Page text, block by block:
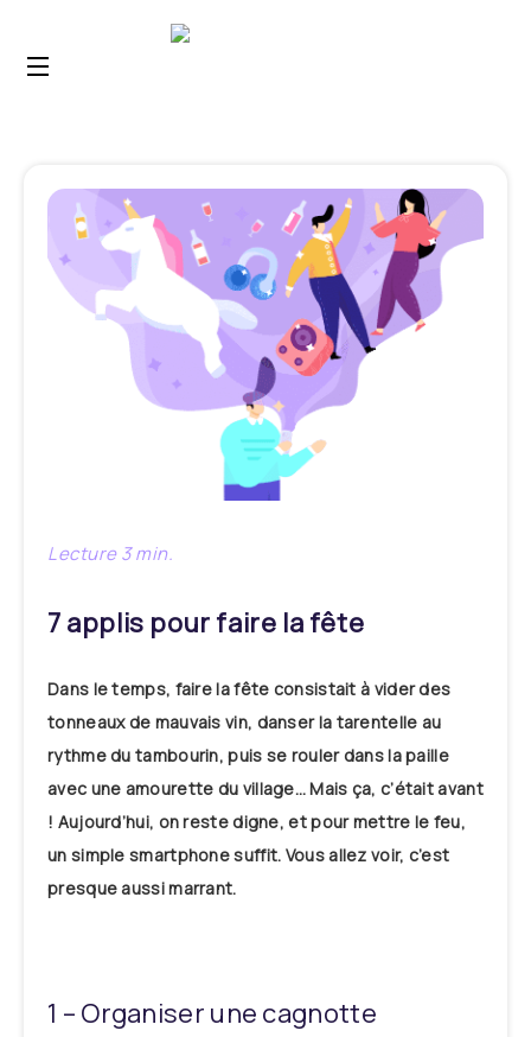
7 applis pour faire la fête
Dans le temps, faire la fête consistait à vider des
tonneaux de mauvais vin, danser la tarentelle au
rythme du tambourin, puis se rouler dans la paille
avec une amourette du village… Mais ça, c’était avant
! Aujourd’hui, on reste digne, et pour mettre le feu,
un simple smartphone suffit. Vous allez voir, c’est
presque aussi marrant.
1 – Organiser une cagnotte